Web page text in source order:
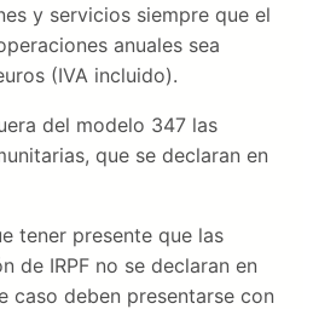
y servicios siempre que el
anuales sea
(IVA incluido).
del modelo 347 las
que se declaran en
tener presente que las
de IRPF no se declaran en
caso deben presentarse con